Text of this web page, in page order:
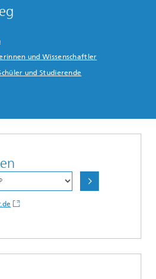
und Wissenschaftler
und Studierende